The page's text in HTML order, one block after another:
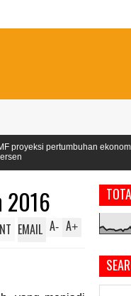
ekonomi dunia 2024
2016
A+
A-
EMAIL